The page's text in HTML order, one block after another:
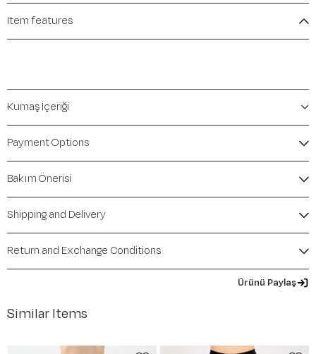
Item features
Kumaş İçeriği
Payment Options
Bakım Önerisi
Shipping and Delivery
Return and Exchange Conditions
Ürünü Paylaş
Similar Items